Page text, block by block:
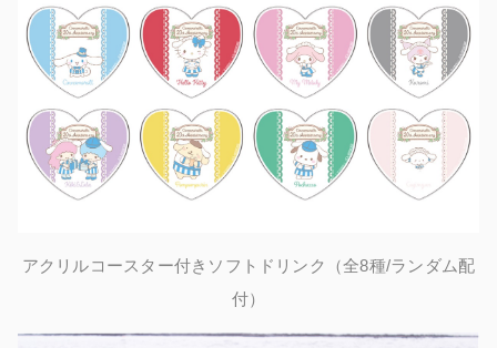
アクリルコースター付きソフトドリンク （全8種/ランダム配
付）